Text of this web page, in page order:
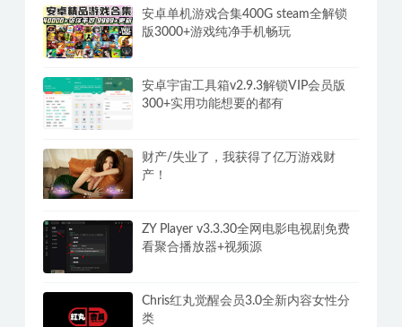
安卓单机游戏合集400G steam全解锁
版3000+游戏纯净手机畅玩
安卓宇宙工具箱v2.9.3解锁VIP会员版
300+实用功能想要的都有
财产/失业了，我获得了亿万游戏财
产！
ZY Player v3.3.30全网电影电视剧免费
看聚合播放器+视频源
Chris红丸觉醒会员3.0全新内容女性分
类